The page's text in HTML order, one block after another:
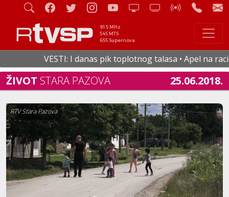
91.5 MHz
545 MTS
655 Supernova
VESTI: I danas pik toplotnog talasa • Apel na
ŽIVOT STARA PAZOVA 25.06.2018.
RTV Stara Pazova